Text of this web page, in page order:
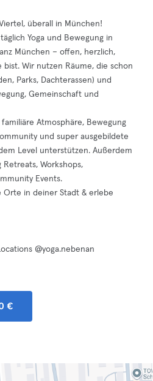
überall in München!
Yoga und Bewegung in
München – offen, herzlich,
Wir nutzen Räume, die schon
Parks, Dachterassen) und
Gemeinschaft und
Atmosphäre, Bewegung
und super ausgebildete
Level unterstützen. Außerdem
Workshops,
Events.
Orte in deiner Stadt & erlebe
@yoga.nebenan
€